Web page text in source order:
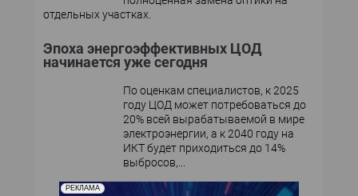
отдельных участках.
Эпоха энергоэффективных ЦОД
начинается уже сегодня
По оценкам специалистов, к 2025
году ЦОД может потребоваться до
20% всей вырабатываемой в мире
электроэнергии, а к 2040 году на
ИКТ будет приходиться до 14%
выбросов,...
РЕКЛАМА